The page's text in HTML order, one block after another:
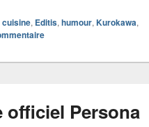
cuisine, Editis, humour, Kurokawa,
officiel Persona